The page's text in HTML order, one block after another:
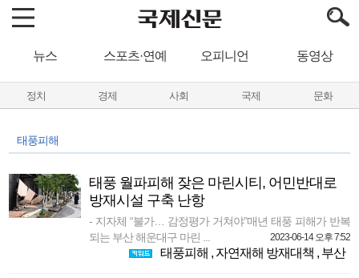
뉴스 스포츠·연예 오피니언 동영상
정치 경제 사회 국제 문화
태풍피해
태풍 월파피해 잦은 마린시티, 어민반대로
방재시설 구축 난항
- 지자체 “불가… 감정평가 거쳐야”매년 태풍 피해가 반복
되는 부산 해운대구 마린 ...
2023-06-14 오후 7:52
태풍피해 , 자연재해 방재대책 , 부산